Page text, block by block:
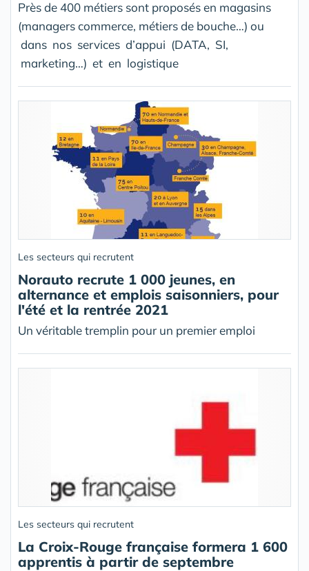
Près de 400 métiers sont proposés en magasins
(managers commerce, métiers de bouche…) ou
dans nos services d’appui (DATA, SI,
marketing…) et en logistique
Les secteurs qui recrutent
Norauto recrute 1 000 jeunes, en
alternance et emplois saisonniers, pour
l'été et la rentrée 2021
Un véritable tremplin pour un premier emploi
Les secteurs qui recrutent
La Croix-Rouge française formera 1 600
apprentis à partir de septembre